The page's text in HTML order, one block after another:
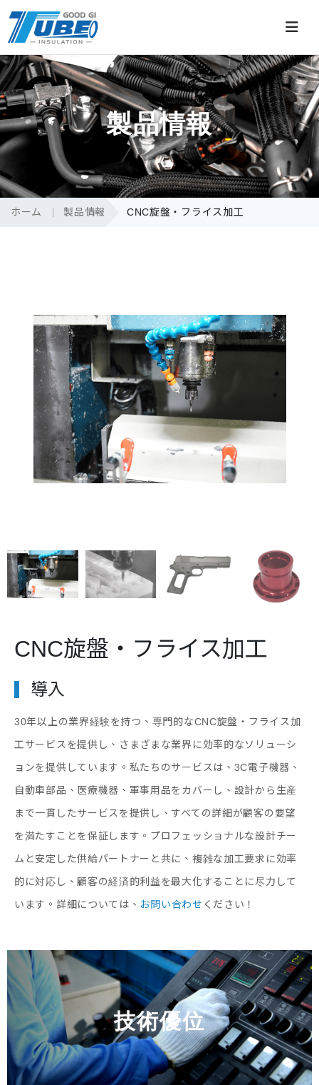
製品情報
ホーム 製品情報 CNC旋盤・フライス加工
CNC旋盤・フライス加工
導入
30年以上の業界経験を持つ、専門的なCNC旋盤・フライス加
工サービスを提供し、さまざまな業界に効率的なソリューシ
ョンを提供しています。私たちのサービスは、3C電子機器、
自動車部品、医療機器、軍事用品をカバーし、設計から生産
まで一貫したサービスを提供し、すべての詳細が顧客の要望
を満たすことを保証します。プロフェッショナルな設計チー
ムと安定した供給パートナーと共に、複雑な加工要求に効率
的に対応し、顧客の経済的利益を最大化することに尽力して
います。詳細については、 お問い合わせ ください！
技術優位